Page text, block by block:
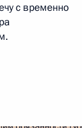
с временно